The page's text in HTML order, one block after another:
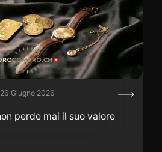
26 Giugno 2026
perde mai il suo valore